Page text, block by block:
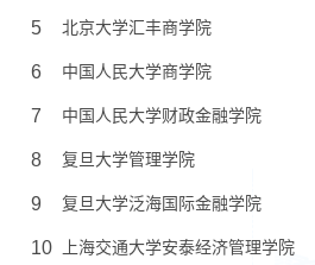
5 北京大学汇丰商学院
6 中国人民大学商学院
7 中国人民大学财政金融学院
8 复旦大学管理学院
9 复旦大学泛海国际金融学院
10 上海交通大学安泰经济管理学院